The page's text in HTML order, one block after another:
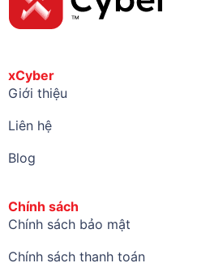
xCyber
Giới thiệu
Liên hệ
Blog
Chính sách
Chính sách bảo mật
Chính sách thanh toán